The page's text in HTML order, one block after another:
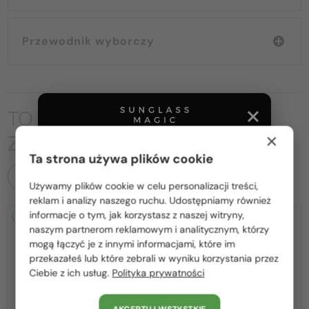
Przewodnik wyborczy
TO MOŻE CIĘ RÓWNIEŻ
ZAINTERESOWAĆ
2-4 DNI 2-4 DNI
Proszę wybierz z listy odpowiedni dla Ciebie kraj:
Polska / PL
România / RO
Magyarország / HU
United Arab Emirates / EN
×
Ta strona używa plików cookie
Używamy plików cookie w celu personalizacji treści,
reklam i analizy naszego ruchu. Udostępniamy również
informacje o tym, jak korzystasz z naszej witryny,
naszym partnerom reklamowym i analitycznym, którzy
mogą łączyć je z innymi informacjami, które im
przekazałeś lub które zebrali w wyniku korzystania przez
Ciebie z ich usług. Polityka prywatności